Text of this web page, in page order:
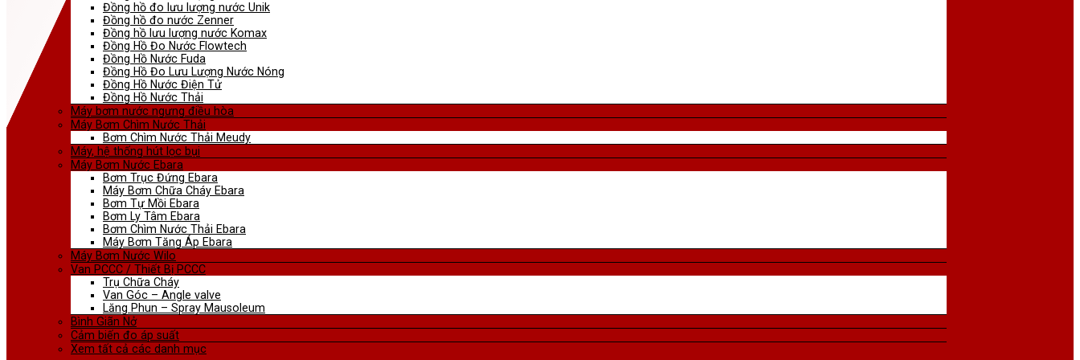
Đồng hồ đo lưu lượng nước Unik
Đồng hồ đo nước Zenner
Đồng hồ lưu lượng nước Komax
Đồng Hồ Đo Nước Flowtech
Đồng Hồ Nước Fuda
Đồng Hồ Đo Lưu Lượng Nước Nóng
Đồng Hồ Nước Điện Tử
Đồng Hồ Nước Thải
Máy bơm nước ngưng điều hòa
Máy Bơm Chìm Nước Thải
Bơm Chìm Nước Thải Meudy
Máy, hệ thống hút lọc bụi
Máy Bơm Nước Ebara
Bơm Trục Đứng Ebara
Máy Bơm Chữa Cháy Ebara
Bơm Tự Mồi Ebara
Bơm Ly Tâm Ebara
Bơm Chìm Nước Thải Ebara
Máy Bơm Tăng Áp Ebara
Máy Bơm Nước Wilo
Van PCCC / Thiết Bị PCCC
Trụ Chữa Cháy
Van Góc – Angle valve
Lăng Phun – Spray Mausoleum
Bình Giãn Nở
Cảm biến đo áp suất
Xem tất cả các danh mục